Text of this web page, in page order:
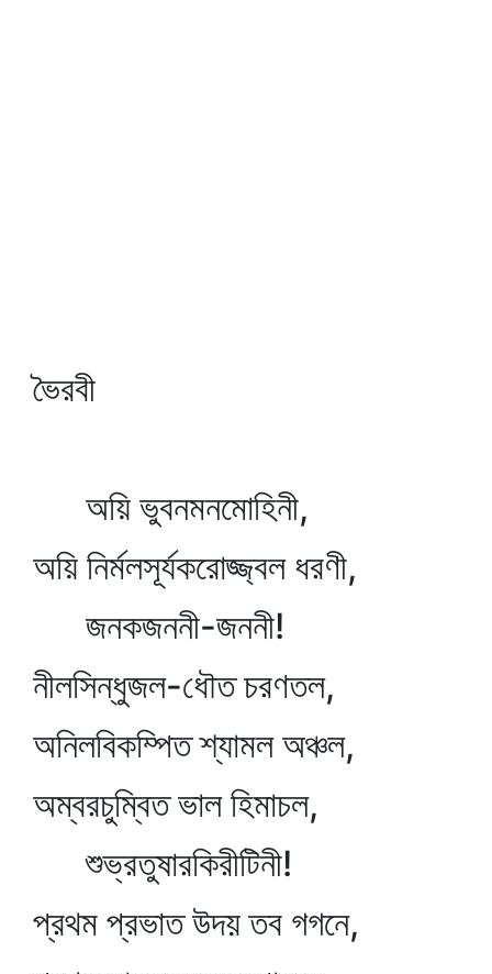
ভৈরবী
অয়ি ভুবনমনমোহিনী,
অয়ি নির্মলসূর্যকরোজ্জ্বল ধরণী,
জনকজননী-জননী!
নীলসিন্ধুজল-ধৌত চরণতল,
অনিলবিকম্পিত শ্যামল অঞ্চল,
অম্বরচুম্বিত ভাল হিমাচল,
শুভ্রতুষারকিরীটিনী!
প্রথম প্রভাত উদয় তব গগনে,